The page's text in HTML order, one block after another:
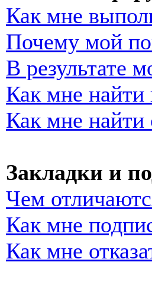
Как мне
Почему мой
В результате
Как мне найти
Как мне
Закладки и
Чем
Как мне
Как мне